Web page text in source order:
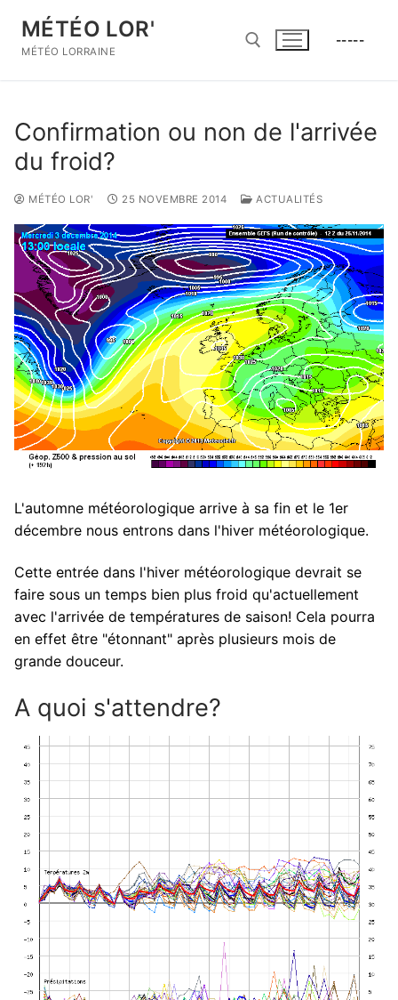
contenu
MÉTÉO LOR'
MÉTÉO LORRAINE
-----
Confirmation ou non de l'arrivée
du froid?
MÉTÉO LOR' 25 NOVEMBRE 2014 ACTUALITÉS
L'automne météorologique arrive à sa fin et le 1er
décembre nous entrons dans l'hiver météorologique.
Cette entrée dans l'hiver météorologique devrait se
faire sous un temps bien plus froid qu'actuellement
avec l'arrivée de températures de saison! Cela pourra
en effet être "étonnant" après plusieurs mois de
grande douceur.
A quoi s'attendre?